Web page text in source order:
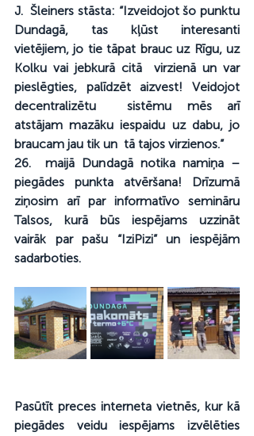
J.  Šleiners stāsta: “Izveidojot šo punktu
Dundagā, tas kļūst interesanti
vietējiem, jo tie tāpat brauc uz Rīgu, uz
Kolku vai jebkurā citā  virzienā un var
pieslēgties, palīdzēt aizvest! Veidojot
decentralizētu  sistēmu mēs arī
atstājam mazāku iespaidu uz dabu, jo
braucam jau tik un  tā tajos virzienos.”
26.  maijā Dundagā notika namiņa –
piegādes punkta atvēršana! Drīzumā
ziņosim arī par informatīvo semināru
Talsos, kurā būs iespējams uzzināt
vairāk par pašu “IziPizi” un iespējām
sadarboties.
Pasūtīt preces interneta vietnēs, kur kā